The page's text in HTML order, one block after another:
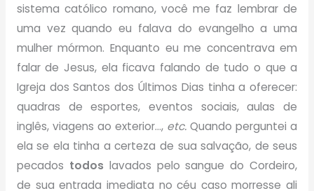
sistema católico romano, você me faz lembrar de
uma vez quando eu falava do evangelho a uma
mulher mórmon. Enquanto eu me concentrava em
falar de Jesus, ela ficava falando de tudo o que a
Igreja dos Santos dos Últimos Dias tinha a oferecer:
quadras de esportes, eventos sociais, aulas de
inglês, viagens ao exterior…, etc. Quando perguntei a
ela se ela tinha a certeza de sua salvação, de seus
pecados todos lavados pelo sangue do Cordeiro,
de sua entrada imediata no céu caso morresse ali